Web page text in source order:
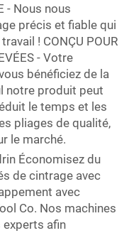
- Nous nous
précis et fiable qui
! CONÇU POUR
- Votre
bénéficiez de la
notre produit peut
le temps et les
pliages de qualité,
le marché.
Économisez du
de cintrage avec
avec
Co. Nos machines
afin